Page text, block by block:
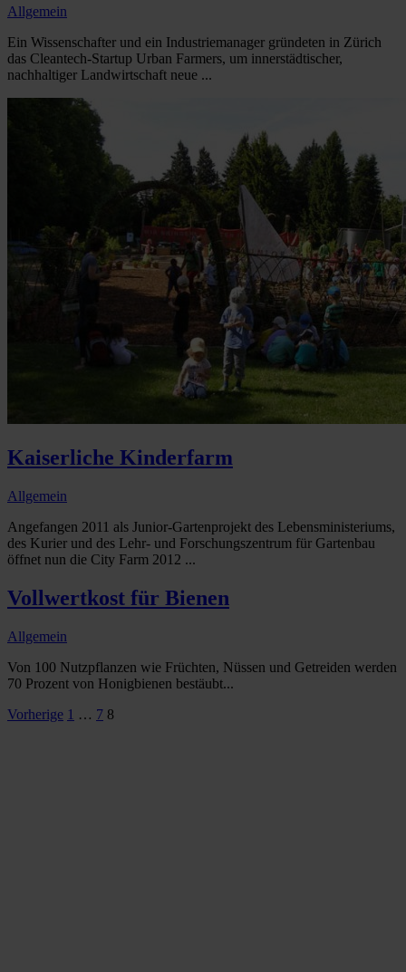
Allgemein
Ein Wissenschafter und ein Industriemanager gründeten in Zürich
das Cleantech-Startup Urban Farmers, um innerstädtischer,
nachhaltiger Landwirtschaft neue ...
Kaiserliche Kinderfarm
Allgemein
Angefangen 2011 als Junior-Gartenprojekt des Lebensministeriums,
des Kurier und des Lehr- und Forschungszentrum für Gartenbau
öffnet nun die City Farm 2012 ...
Vollwertkost für Bienen
Allgemein
Von 100 Nutzpflanzen wie Früchten, Nüssen und Getreiden werden
70 Prozent von Honigbienen bestäubt...
Seitennummerierung
Vorherige 1 … 7 8